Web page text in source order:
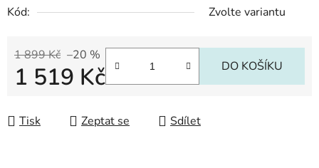
Kód:
Zvolte variantu
1 899 Kč –20 %
1 519 Kč DO KOŠÍKU
Tisk Zeptat se Sdílet